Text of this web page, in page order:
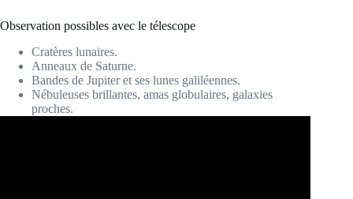
Observation possibles avec le télescope
Cratères lunaires.
Anneaux de Saturne.
Bandes de Jupiter et ses lunes galiléennes.
Nébuleuses brillantes, amas globulaires, galaxies
proches.